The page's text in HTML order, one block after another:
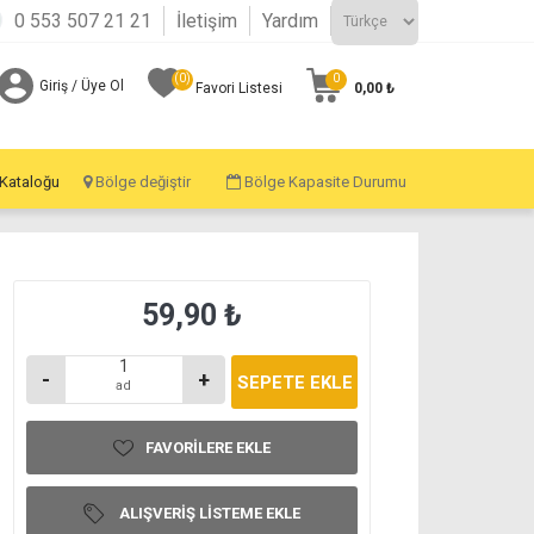
0 553 507 21 21 İletişim Yardım
Giriş / Üye Ol Favori Listesi
(0) 0
0,00 ₺
Bölge değiştir Bölge Kapasite Durumu
59,90 ₺
- ad +
FAVORILERE EKLE
ALIŞVERIŞ LISTEME EKLE